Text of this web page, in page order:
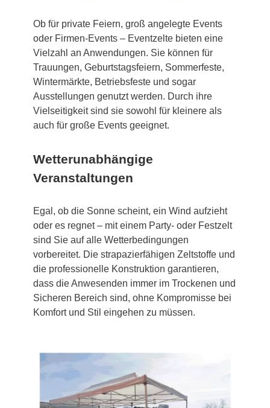
Ob für private Feiern, groß angelegte Events
oder Firmen-Events – Eventzelte bieten eine
Vielzahl an Anwendungen. Sie können für
Trauungen, Geburtstagsfeiern, Sommerfeste,
Wintermärkte, Betriebsfeste und sogar
Ausstellungen genutzt werden. Durch ihre
Vielseitigkeit sind sie sowohl für kleinere als
auch für große Events geeignet.
Wetterunabhängige
Veranstaltungen
Egal, ob die Sonne scheint, ein Wind aufzieht
oder es regnet – mit einem Party- oder Festzelt
sind Sie auf alle Wetterbedingungen
vorbereitet. Die strapazierfähigen Zeltstoffe und
die professionelle Konstruktion garantieren,
dass die Anwesenden immer im Trockenen und
Sicheren Bereich sind, ohne Kompromisse bei
Komfort und Stil eingehen zu müssen.